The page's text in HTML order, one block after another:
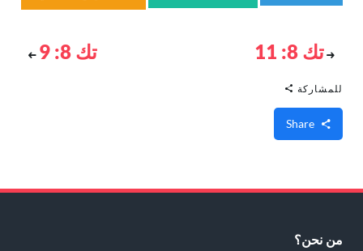
تك 8: 11 تك 8: 9
للمشاركة
من نحن؟